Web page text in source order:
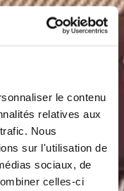
le contenu
relatives aux
Nous
sur l'utilisation de
sociaux, de
celles-ci